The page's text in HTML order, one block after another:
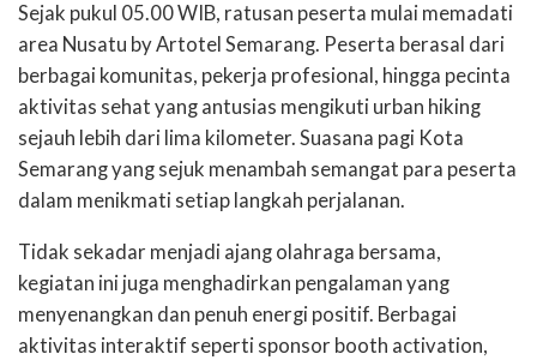
Sejak pukul 05.00 WIB, ratusan peserta mulai memadati
area Nusatu by Artotel Semarang. Peserta berasal dari
berbagai komunitas, pekerja profesional, hingga pecinta
aktivitas sehat yang antusias mengikuti urban hiking
sejauh lebih dari lima kilometer. Suasana pagi Kota
Semarang yang sejuk menambah semangat para peserta
dalam menikmati setiap langkah perjalanan.
Tidak sekadar menjadi ajang olahraga bersama,
kegiatan ini juga menghadirkan pengalaman yang
menyenangkan dan penuh energi positif. Berbagai
aktivitas interaktif seperti sponsor booth activation,